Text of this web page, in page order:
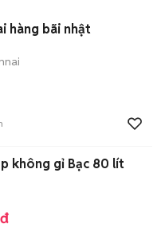
hàng bãi nhật
không gỉ Bạc 80 lít